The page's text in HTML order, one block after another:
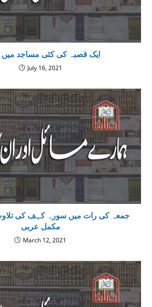
ایک قصبہ کی کئی مساجد میں
July 16, 2021
جمعہ کی رات میں سورہ کہف کی
مکمل عربی
March 12, 2021